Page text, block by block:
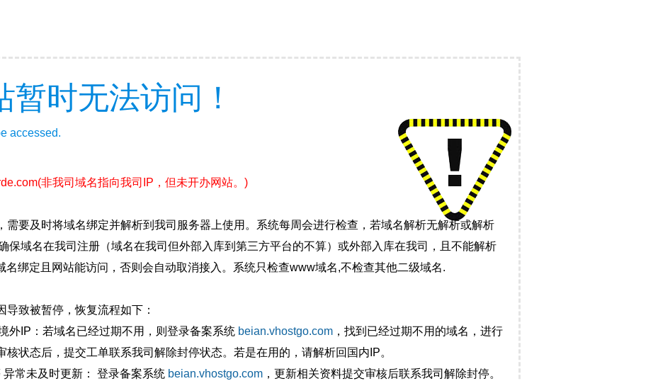
时无法访问！
accessed.
(非我司域名指向我司IP，但未开办网站。)
需要及时将域名绑定并解析到我司服务器上使用。系统每周会进行检查，若域名解析无解析或解析
保域名在我司注册（域名在我司但外部入库到第三方平台的不算）或外部入库在我司，且不能解析
名绑定且网站能访问，否则会自动取消接入。系统只检查www域名,不检查其他二级域名.
致被暂停，恢复流程如下：
外IP：若域名已经过期不用，则登录备案系统 beian.vhostgo.com ，找到已经过期不用的域名，进行
核状态后，提交工单联系我司解除封停状态。若是在用的，请解析回国内IP。
常未及时更新： 登录备案系统 beian.vhostgo.com ，更新相关资料提交审核后联系我司解除封停。